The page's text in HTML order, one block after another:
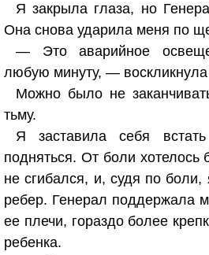
Я закрыла глаза, но
Она снова ударила меня по
— Это аварийное
любую минуту, —
Можно было не
тьму.
Я заставила себя
подняться. От боли хотелось
не сгибался, и, судя по боли,
ребер. Генерал поддержала
ее плечи, гораздо более
ребенка.